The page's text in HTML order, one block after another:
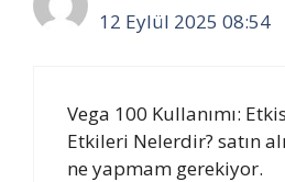
12 Eylül 2025 08:54
Vega 100 Kullanımı:
Etkileri Nelerdir? satın
ne yapmam gerekiyor.